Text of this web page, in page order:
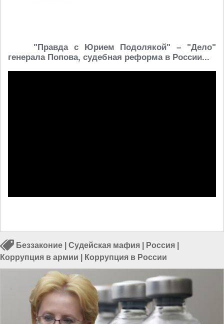
"Правда с Юрием Подолякой" – "Дело"
генерала Попова, судебная реформа в России...
Беззаконие Судейская мафия Россия
Коррупция в армии
Коррупция в России